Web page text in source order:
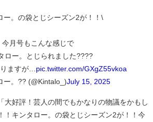
ー。の袋とじシーズン2が！！\
今月号もこんな感じで
ロー。とじられました????
ますが… pic.twitter.com/GXgZ55vkoa
。?? (@Kintalo_)July 15, 2025
好評！芸人の間でもかなりの物議をかもし
！キンタロー。の袋とじシーズン2が！！今